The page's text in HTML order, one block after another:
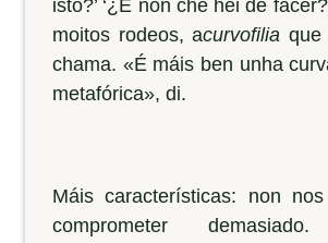
isto?’ ‘¿E non che hei de
moitos rodeos, acurvofilia que
chama. «É máis ben unha
metafórica», di.
Máis características: non
comprometer